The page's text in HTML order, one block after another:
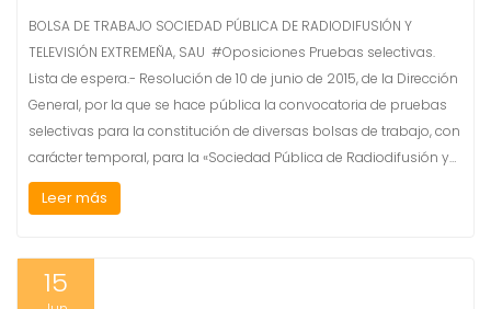
BOLSA DE TRABAJO SOCIEDAD PÚBLICA DE RADIODIFUSIÓN Y
TELEVISIÓN EXTREMEÑA, SAU #Oposiciones Pruebas selectivas.
Lista de espera.- Resolución de 10 de junio de 2015, de la Dirección
General, por la que se hace pública la convocatoria de pruebas
selectivas para la constitución de diversas bolsas de trabajo, con
carácter temporal, para la «Sociedad Pública de Radiodifusión y…
Leer más
15